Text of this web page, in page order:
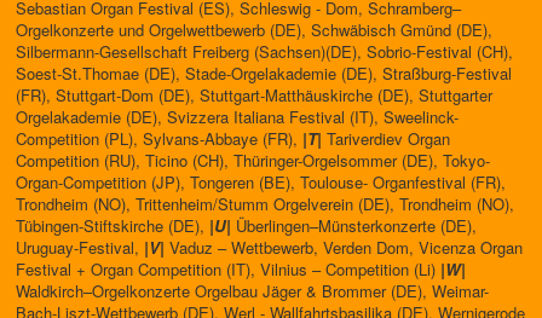
Sebastian Organ Festival (ES), Schleswig - Dom, Schramberg–
Orgelkonzerte und Orgelwettbewerb (DE), Schwäbisch Gmünd (DE),
Silbermann-Gesellschaft Freiberg (Sachsen)(DE), Sobrio-Festival (CH),
Soest-St.Thomae (DE), Stade-Orgelakademie (DE), Straßburg-Festival
(FR), Stuttgart-Dom (DE), Stuttgart-Matthäuskirche (DE), Stuttgarter
Orgelakademie (DE), Svizzera Italiana Festival (IT), Sweelinck-
Competition (PL), Sylvans-Abbaye (FR), |T| Tariverdiev Organ
Competition (RU), Ticino (CH), Thüringer-Orgelsommer (DE), Tokyo-
Organ-Competition (JP), Tongeren (BE), Toulouse- Organfestival (FR),
Trondheim (NO), Trittenheim/Stumm Orgelverein (DE), Trondheim (NO),
Tübingen-Stiftskirche (DE), |U| Überlingen–Münsterkonzerte (DE),
Uruguay-Festival, |V| Vaduz – Wettbewerb, Verden Dom, Vicenza Organ
Festival + Organ Competition (IT), Vilnius – Competition (Li) |W|
Waldkirch–Orgelkonzerte Orgelbau Jäger & Brommer (DE), Weimar-
Bach-Liszt-Wettbewerb (DE), Werl - Wallfahrtsbasilika (DE), Wernigerode